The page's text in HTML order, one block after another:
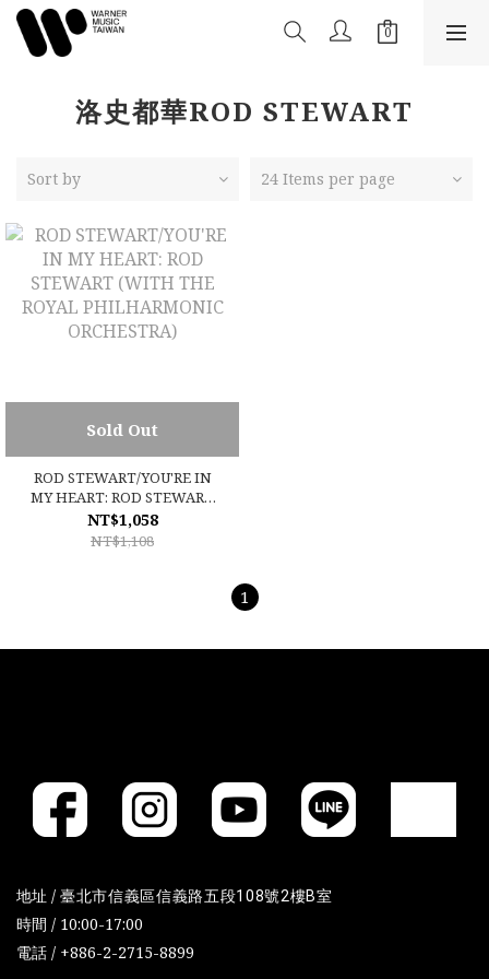
洛史都華ROD STEWART
Sort by 24 Items per page
Sold Out
ROD STEWART/YOU'RE IN
MY HEART: ROD STEWART
(WITH THE ROYAL
PHILHARMONIC
NT$1,058
NT$1,108
1
地址 / 臺北市信義區信義路五段108號2樓B室
時間 / 10:00-17:00
電話 / +886-2-2715-8899